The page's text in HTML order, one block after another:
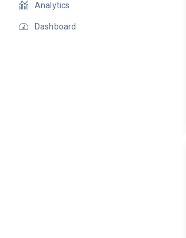
Analytics
Dashboard